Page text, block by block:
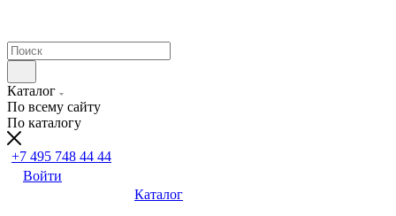
Каталог
По всему сайту
По каталогу
+7 495 748 44 44
Войти
Каталог